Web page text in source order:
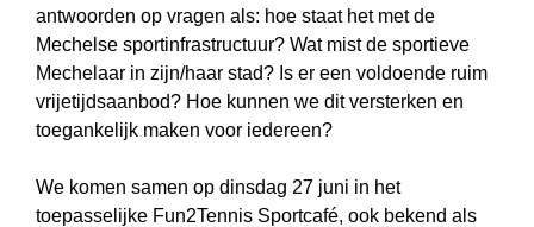
antwoorden op vragen als: hoe staat het met de
Mechelse sportinfrastructuur? Wat mist de sportieve
Mechelaar in zijn/haar stad? Is er een voldoende ruim
vrijetijdsaanbod? Hoe kunnen we dit versterken en
toegankelijk maken voor iedereen?
We komen samen op dinsdag 27 juni in het
toepasselijke Fun2Tennis Sportcafé, ook bekend als